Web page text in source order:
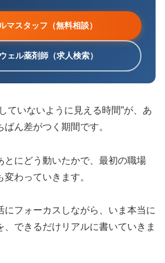
マスタッフ（無料相談）
ェル薬剤師（求人検索）
ていないように見える時間”が、あ
ん差がつく期間です。
とにどう動いたかで、最初の職場
わっていきます。
にフォーカスしながら、いま本当に
、できるだけリアルに書いていきま